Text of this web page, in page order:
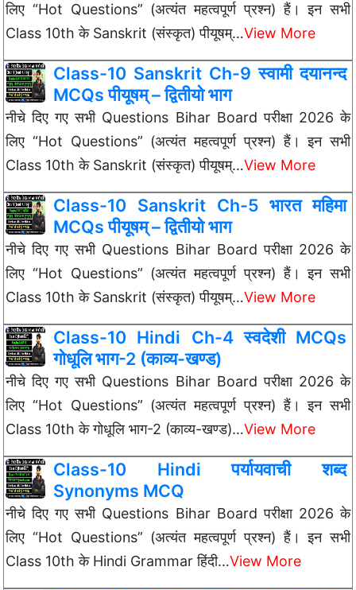
लिए “Hot Questions” (अत्यंत महत्वपूर्ण प्रश्न) हैं। इन सभी
Class 10th के Sanskrit (संस्कृत) पीयूषम्…View More
Class-10 Sanskrit Ch-9 स्वामी दयानन्द
MCQs पीयूषम् – द्वितीयो भाग
नीचे दिए गए सभी Questions Bihar Board परीक्षा 2026 के
लिए “Hot Questions” (अत्यंत महत्वपूर्ण प्रश्न) हैं। इन सभी
Class 10th के Sanskrit (संस्कृत) पीयूषम्…View More
Class-10 Sanskrit Ch-5 भारत महिमा
MCQs पीयूषम् – द्वितीयो भाग
नीचे दिए गए सभी Questions Bihar Board परीक्षा 2026 के
लिए “Hot Questions” (अत्यंत महत्वपूर्ण प्रश्न) हैं। इन सभी
Class 10th के Sanskrit (संस्कृत) पीयूषम्…View More
Class-10 Hindi Ch-4 स्वदेशी MCQs
गोधूलि भाग-2 (काव्य-खण्ड)
नीचे दिए गए सभी Questions Bihar Board परीक्षा 2026 के
लिए “Hot Questions” (अत्यंत महत्वपूर्ण प्रश्न) हैं। इन सभी
Class 10th के गोधूलि भाग-2 (काव्य-खण्ड)…View More
Class-10 Hindi पर्यायवाची शब्द
Synonyms MCQ
नीचे दिए गए सभी Questions Bihar Board परीक्षा 2026 के
लिए “Hot Questions” (अत्यंत महत्वपूर्ण प्रश्न) हैं। इन सभी
Class 10th के Hindi Grammar हिंदी…View More